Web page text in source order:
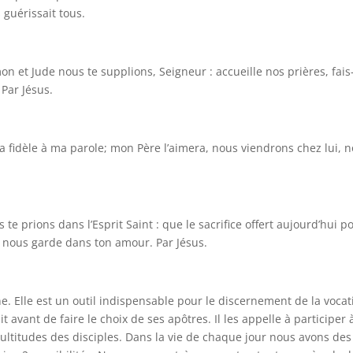
guérissait tous.
et Jude nous te supplions, Seigneur : accueille nos prières,
Jésus.
fidèle à ma parole; mon Père l’aimera, nous viendrons chez lui,
prions dans l’Esprit Saint : que le sacrifice offert aujourd’hui
garde dans ton amour. Par Jésus.
Elle est un outil indispensable pour le discernement de la
de faire le choix de ses apôtres. Il les appelle à participer
des disciples. Dans la vie de chaque jour nous avons des